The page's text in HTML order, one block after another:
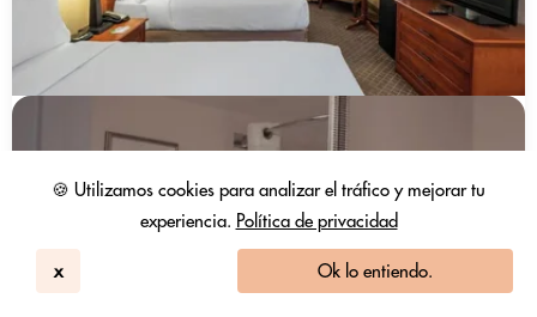
🍪 Utilizamos cookies para analizar el tráfico y mejorar tu
experiencia. Política de privacidad
x Ok lo entiendo.